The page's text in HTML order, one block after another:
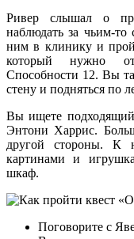
Ривер слышал о
наблюдать за чьим-то
ним в клинику и
который нужно
Способности 12. Вы
стену и подняться по
Вы ищете
Энтони Харрис.
другой стороны. К
картинами и
шкаф.
Поговорите с